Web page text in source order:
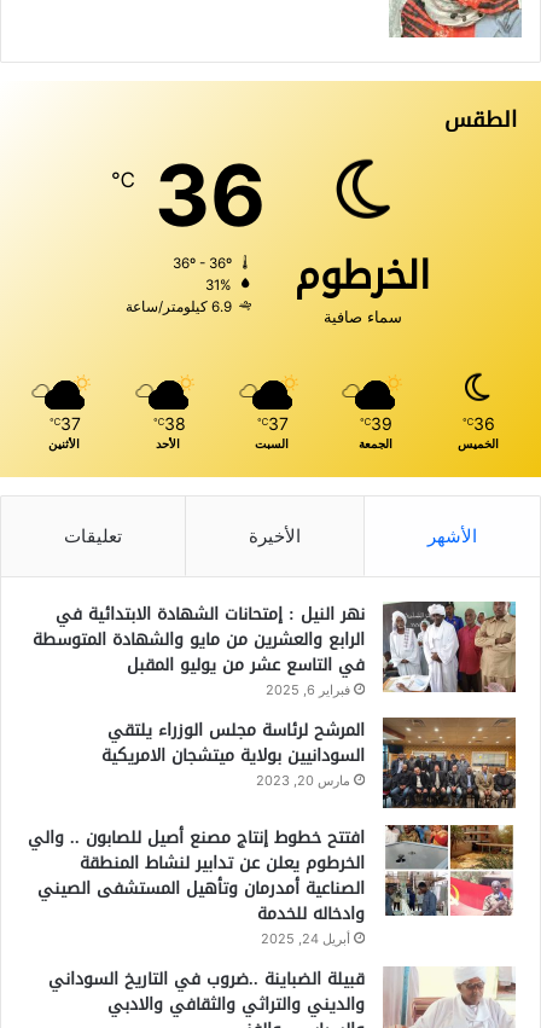
الطقس
الخرطوم
سماء صافية
36
℃
31%
6.9 كيلومتر/ساعة
36
℃
الخميس
39
℃
الجمعة
37
℃
السبت
38
℃
الأحد
37
℃
الأثنين
الأشهر الأخيرة تعليقات
نهر النيل : إمتحانات الشهادة الابتدائية في
الرابع والعشرين من مايو والشهادة المتوسطة
في التاسع عشر من يوليو المقبل
فبراير 6, 2025
المرشح لرئاسة مجلس الوزراء يلتقي
السودانيين بولاية ميتشجان الامريكية
مارس 20, 2023
افتتح خطوط إنتاج مصنع أصيل للصابون .. والي
الخرطوم يعلن عن تدابير لنشاط المنطقة
الصناعية أمدرمان وتأهيل المستشفى الصيني
وادخاله للخدمة
أبريل 24, 2025
قبيلة الضباينة ..ضروب في التاريخ السوداني
والديني والتراثي والثقافي والادبي